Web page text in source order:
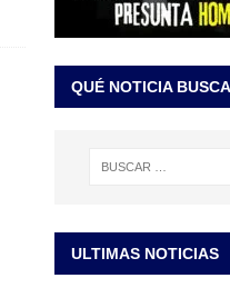
QUÉ NOTICIA
ULTIMAS NOTICIAS